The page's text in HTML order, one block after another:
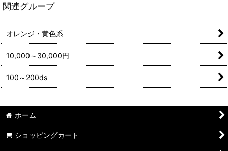
関連グループ
オレンジ・黄色系
10,000～30,000円
100～200ds
ホーム
ショッピングカート